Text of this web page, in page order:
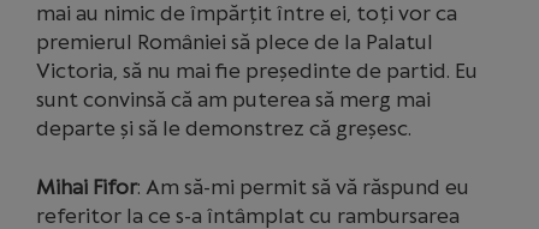
mai au nimic de împărțit între ei, toți vor ca
premierul României să plece de la Palatul
Victoria, să nu mai fie președinte de partid. Eu
sunt convinsă că am puterea să merg mai
departe și să le demonstrez că greșesc.
Mihai Fifor: Am să-mi permit să vă răspund eu
referitor la ce s-a întâmplat cu rambursarea